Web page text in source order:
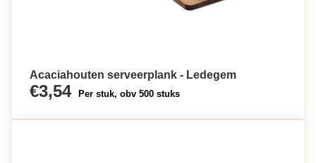
Acaciahouten serveerplank - Ledegem
€3,54 Per stuk, obv 500 stuks